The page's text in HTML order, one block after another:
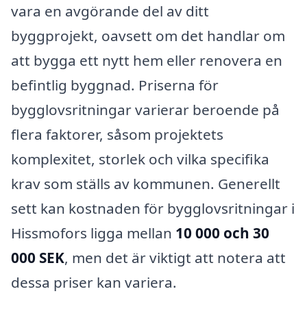
vara en avgörande del av ditt
byggprojekt, oavsett om det handlar om
att bygga ett nytt hem eller renovera en
befintlig byggnad. Priserna för
bygglovsritningar varierar beroende på
flera faktorer, såsom projektets
komplexitet, storlek och vilka specifika
krav som ställs av kommunen. Generellt
sett kan kostnaden för bygglovsritningar i
Hissmofors ligga mellan 10 000 och 30
000 SEK, men det är viktigt att notera att
dessa priser kan variera.